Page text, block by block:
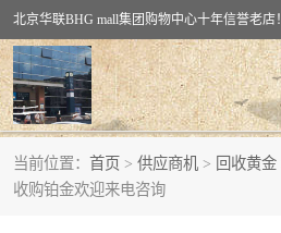
当前位置： 首页 > 供应商机 > 回收黄金
收购铂金欢迎来电咨询
回收黄金